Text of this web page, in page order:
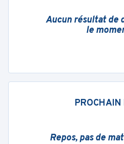
Aucun résultat de
le
PROCHAIN
Repos, pas de